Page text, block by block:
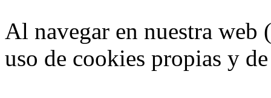
Al navegar en nuestra web
uso de cookies propias y